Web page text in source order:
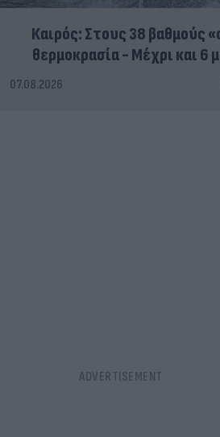
Καιρός: Στους 38 βαθμούς
θερμοκρασία - Μέχρι και 6
07.08.2026